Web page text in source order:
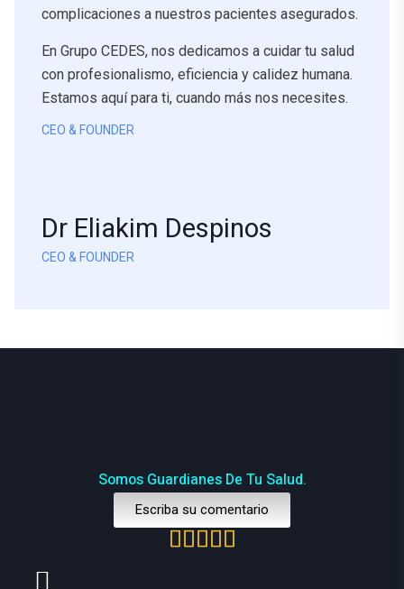
complicaciones a nuestros pacientes asegurados.
En Grupo CEDES, nos dedicamos a cuidar tu salud
con profesionalismo, eficiencia y calidez humana.
Estamos aquí para ti, cuando más nos necesites.
CEO & FOUNDER
Dr Eliakim Despinos
CEO & FOUNDER
Somos Guardianes De Tu Salud.
Escriba su comentario